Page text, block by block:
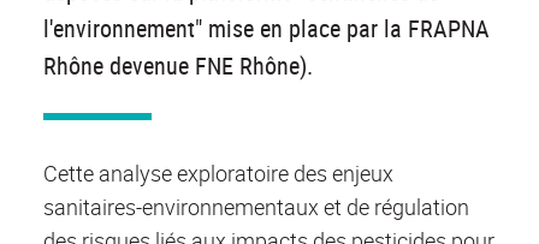
l'environnement" mise en place par la FRAPNA
Rhône devenue FNE Rhône).
Cette analyse exploratoire des enjeux
sanitaires-environnementaux et de régulation